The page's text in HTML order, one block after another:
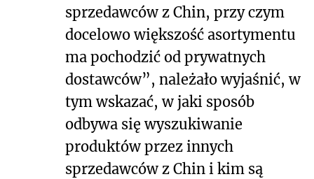
sprzedawców z Chin, przy czym
docelowo większość asortymentu
ma pochodzić od prywatnych
dostawców”, należało wyjaśnić, w
tym wskazać, w jaki sposób
odbywa się wyszukiwanie
produktów przez innych
sprzedawców z Chin i kim są